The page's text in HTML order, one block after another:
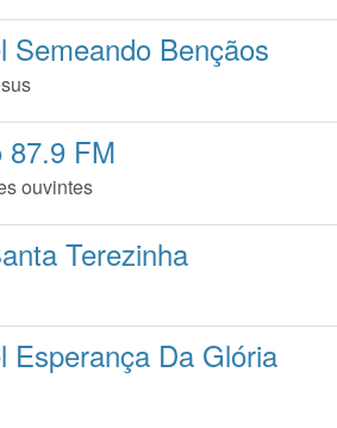
Semeando Bençãos
87.9 FM
ouvintes
Terezinha
Esperança Da Glória